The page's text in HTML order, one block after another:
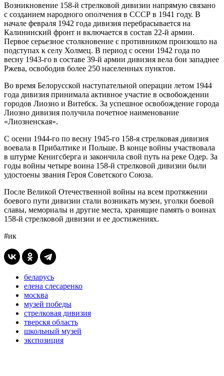
Возникновение 158-й стрелковой дивизии напрямую связано
с созданием народного ополчения в СССР в 1941 году. В
начале февраля 1942 года дивизия перебрасывается на
Калининский фронт и включается в состав 22-й армии.
Первое серьезное столкновение с противником произошло на
подступах к селу Холмец. В период с осени 1942 года по
весну 1943-го в составе 39-й армии дивизия вела бои западнее
Ржева, освободив более 250 населенных пунктов.
Во время Белорусской наступательной операции летом 1944
года дивизия принимала активное участие в освобождении
городов Лиозно и Витебск. За успешное освобождение города
Лиозно дивизия получила почетное наименование
«Лиозненская».
С осени 1944-го по весну 1945-го 158-я стрелковая дивизия
воевала в Прибалтике и Польше. В конце войны участвовала
в штурме Кенигсберга и закончила свой путь на реке Одер. За
годы войны четыре воина 158-й стрелковой дивизии были
удостоены звания Героя Советского Союза.
После Великой Отечественной войны на всем протяжении
боевого пути дивизии стали возникать музеи, уголки боевой
славы, мемориалы и другие места, хранящие память о воинах
158-й стрелковой дивизии и ее достижениях.
#ик
беларусь
елена слесаренко
москва
музей победы
стрелковая дивизия
тверскя область
школьный музей
экспозиция